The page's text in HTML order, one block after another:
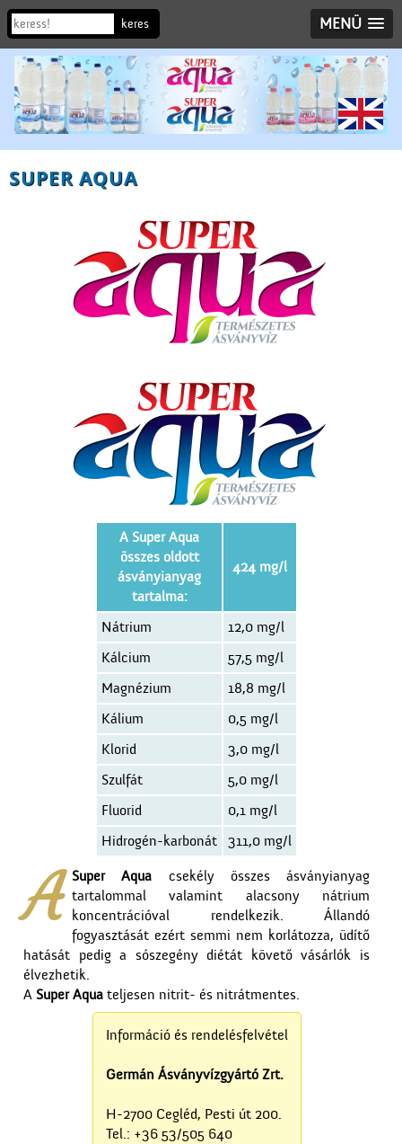
MENÜ
SUPER AQUA
A Super Aqua
összes oldott
ásványianyag
tartalma:
424 mg/l
Nátrium
12,0 mg/l
Kálcium
57,5 mg/l
Magnézium
18,8 mg/l
Kálium
0,5 mg/l
Klorid
3,0 mg/l
Szulfát
5,0 mg/l
Fluorid
0,1 mg/l
Hidrogén-karbonát
311,0 mg/l
A Super Aqua csekély összes ásványianyag
tartalommal valamint alacsony nátrium
koncentrációval rendelkezik. Állandó
fogyasztását ezért semmi nem korlátozza, üdítő
hatását pedig a sószegény diétát követő vásárlók is
élvezhetik.
A Super Aqua teljesen nitrit- és nitrátmentes.
Információ és rendelésfelvétel
Germán Ásványvízgyártó Zrt.
H-2700 Cegléd, Pesti út 200.
Tel.: +36 53/505 640